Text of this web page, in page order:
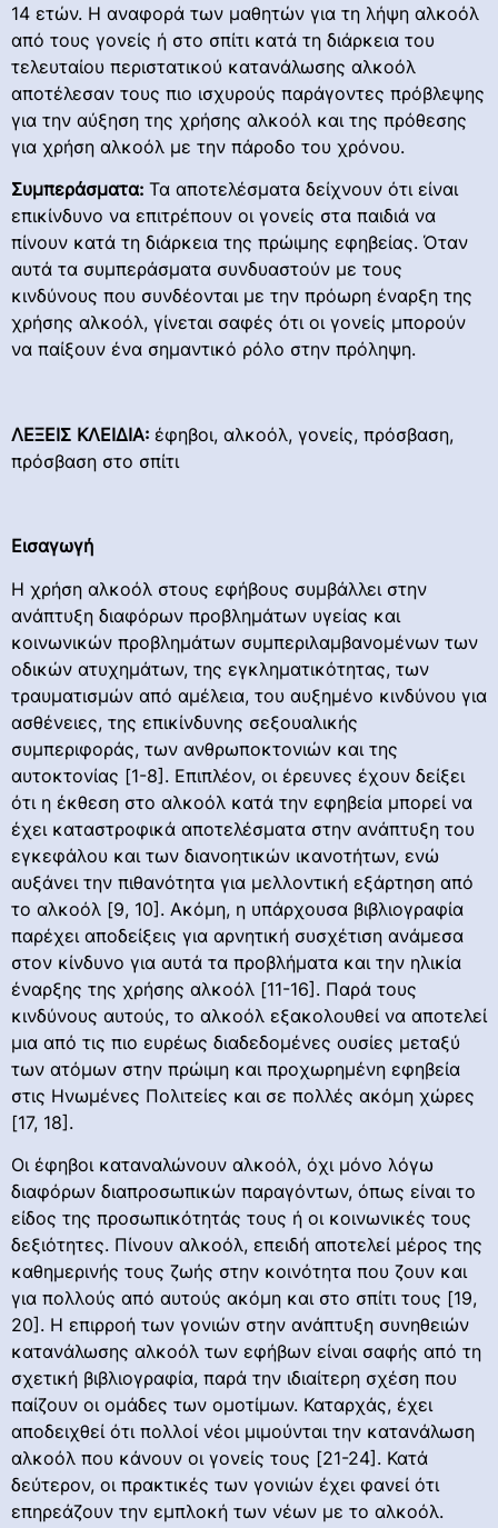
14 ετών. Η αναφορά των μαθητών για τη λήψη αλκοόλ
από τους γονείς ή στο σπίτι κατά τη διάρκεια του
τελευταίου περιστατικού κατανάλωσης αλκοόλ
αποτέλεσαν τους πιο ισχυρούς παράγοντες πρόβλεψης
για την αύξηση της χρήσης αλκοόλ και της πρόθεσης
για χρήση αλκοόλ με την πάροδο του χρόνου.
Συμπεράσματα: Τα αποτελέσματα δείχνουν ότι είναι
επικίνδυνο να επιτρέπουν οι γονείς στα παιδιά να
πίνουν κατά τη διάρκεια της πρώιμης εφηβείας. Όταν
αυτά τα συμπεράσματα συνδυαστούν με τους
κινδύνους που συνδέονται με την πρόωρη έναρξη της
χρήσης αλκοόλ, γίνεται σαφές ότι οι γονείς μπορούν
να παίξουν ένα σημαντικό ρόλο στην πρόληψη.
ΛΕΞΕΙΣ ΚΛΕΙΔΙΑ: έφηβοι, αλκοόλ, γονείς, πρόσβαση,
πρόσβαση στο σπίτι
Εισαγωγή
Η χρήση αλκοόλ στους εφήβους συμβάλλει στην
ανάπτυξη διαφόρων προβλημάτων υγείας και
κοινωνικών προβλημάτων συμπεριλαμβανομένων των
οδικών ατυχημάτων, της εγκληματικότητας, των
τραυματισμών από αμέλεια, του αυξημένο κινδύνου για
ασθένειες, της επικίνδυνης σεξουαλικής
συμπεριφοράς, των ανθρωποκτονιών και της
αυτοκτονίας [1-8]. Επιπλέον, οι έρευνες έχουν δείξει
ότι η έκθεση στο αλκοόλ κατά την εφηβεία μπορεί να
έχει καταστροφικά αποτελέσματα στην ανάπτυξη του
εγκεφάλου και των διανοητικών ικανοτήτων, ενώ
αυξάνει την πιθανότητα για μελλοντική εξάρτηση από
το αλκοόλ [9, 10]. Ακόμη, η υπάρχουσα βιβλιογραφία
παρέχει αποδείξεις για αρνητική συσχέτιση ανάμεσα
στον κίνδυνο για αυτά τα προβλήματα και την ηλικία
έναρξης της χρήσης αλκοόλ [11-16]. Παρά τους
κινδύνους αυτούς, το αλκοόλ εξακολουθεί να αποτελεί
μια από τις πιο ευρέως διαδεδομένες ουσίες μεταξύ
των ατόμων στην πρώιμη και προχωρημένη εφηβεία
στις Ηνωμένες Πολιτείες και σε πολλές ακόμη χώρες
[17, 18].
Οι έφηβοι καταναλώνουν αλκοόλ, όχι μόνο λόγω
διαφόρων διαπροσωπικών παραγόντων, όπως είναι το
είδος της προσωπικότητάς τους ή οι κοινωνικές τους
δεξιότητες. Πίνουν αλκοόλ, επειδή αποτελεί μέρος της
καθημερινής τους ζωής στην κοινότητα που ζουν και
για πολλούς από αυτούς ακόμη και στο σπίτι τους [19,
20]. Η επιρροή των γονιών στην ανάπτυξη συνηθειών
κατανάλωσης αλκοόλ των εφήβων είναι σαφής από τη
σχετική βιβλιογραφία, παρά την ιδιαίτερη σχέση που
παίζουν οι ομάδες των ομοτίμων. Καταρχάς, έχει
αποδειχθεί ότι πολλοί νέοι μιμούνται την κατανάλωση
αλκοόλ που κάνουν οι γονείς τους [21-24]. Κατά
δεύτερον, οι πρακτικές των γονιών έχει φανεί ότι
επηρεάζουν την εμπλοκή των νέων με το αλκοόλ.